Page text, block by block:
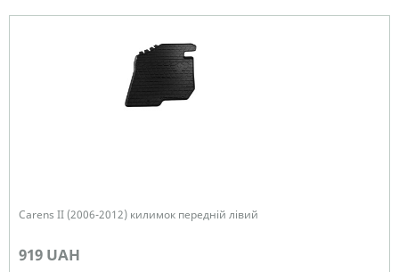
Carens ІІ (2006-2012) килимок передній лівий
919 UAH